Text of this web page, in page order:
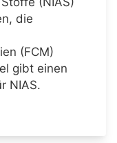
die
(FCM)
gibt einen
NIAS.